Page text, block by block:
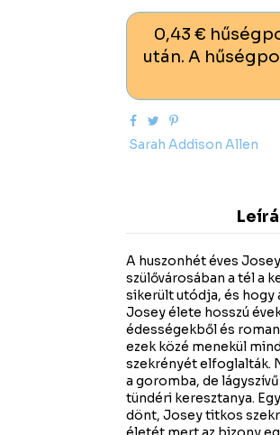
0,43 €
után. A
Sarah Addison Allen
A huszonhét éves
szülővárosában a tél a
sikerült utódja, és hogy
Josey élete hosszú
édességekből és
ezek közé menekül
szekrényét elfoglalták.
a goromba, de
tündéri keresztanya.
dönt, Josey titkos